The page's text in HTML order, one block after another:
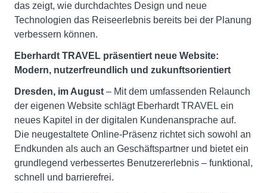
das zeigt, wie durchdachtes Design und neue
Technologien das Reiseerlebnis bereits bei der Planung
verbessern können.
Eberhardt TRAVEL präsentiert neue Website:
Modern, nutzerfreundlich und zukunftsorientiert
Dresden, im August – Mit dem umfassenden Relaunch
der eigenen Website schlägt Eberhardt TRAVEL ein
neues Kapitel in der digitalen Kundenansprache auf.
Die neugestaltete Online-Präsenz richtet sich sowohl an
Endkunden als auch an Geschäftspartner und bietet ein
grundlegend verbessertes Benutzererlebnis – funktional,
schnell und barrierefrei.